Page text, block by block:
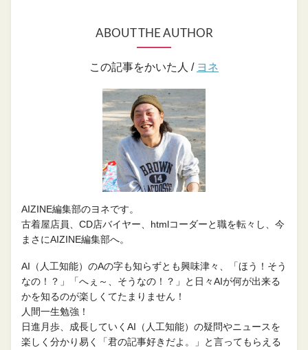
ABOUT THE AUTHOR
この記事をかいた人 / ヨネ
AIZINE編集部のヨネです。
古着屋店員、CD店バイヤー、htmlコーダーと職を転々し、今
まさにAIZINE編集部へ。
AI（人工知能）のAの字も知らずとも興味津々、「ほう！そう
なの！？」「へぇ～、そうなの！？」と日々AIが何が出来る
かを知るのが楽しくてたまりません！
人間一生勉強！
日進月歩、成長していくAI（人工知能）の疑問やニュースを
楽しく分かり易く「君の記事好きだよ。」と言ってもらえる